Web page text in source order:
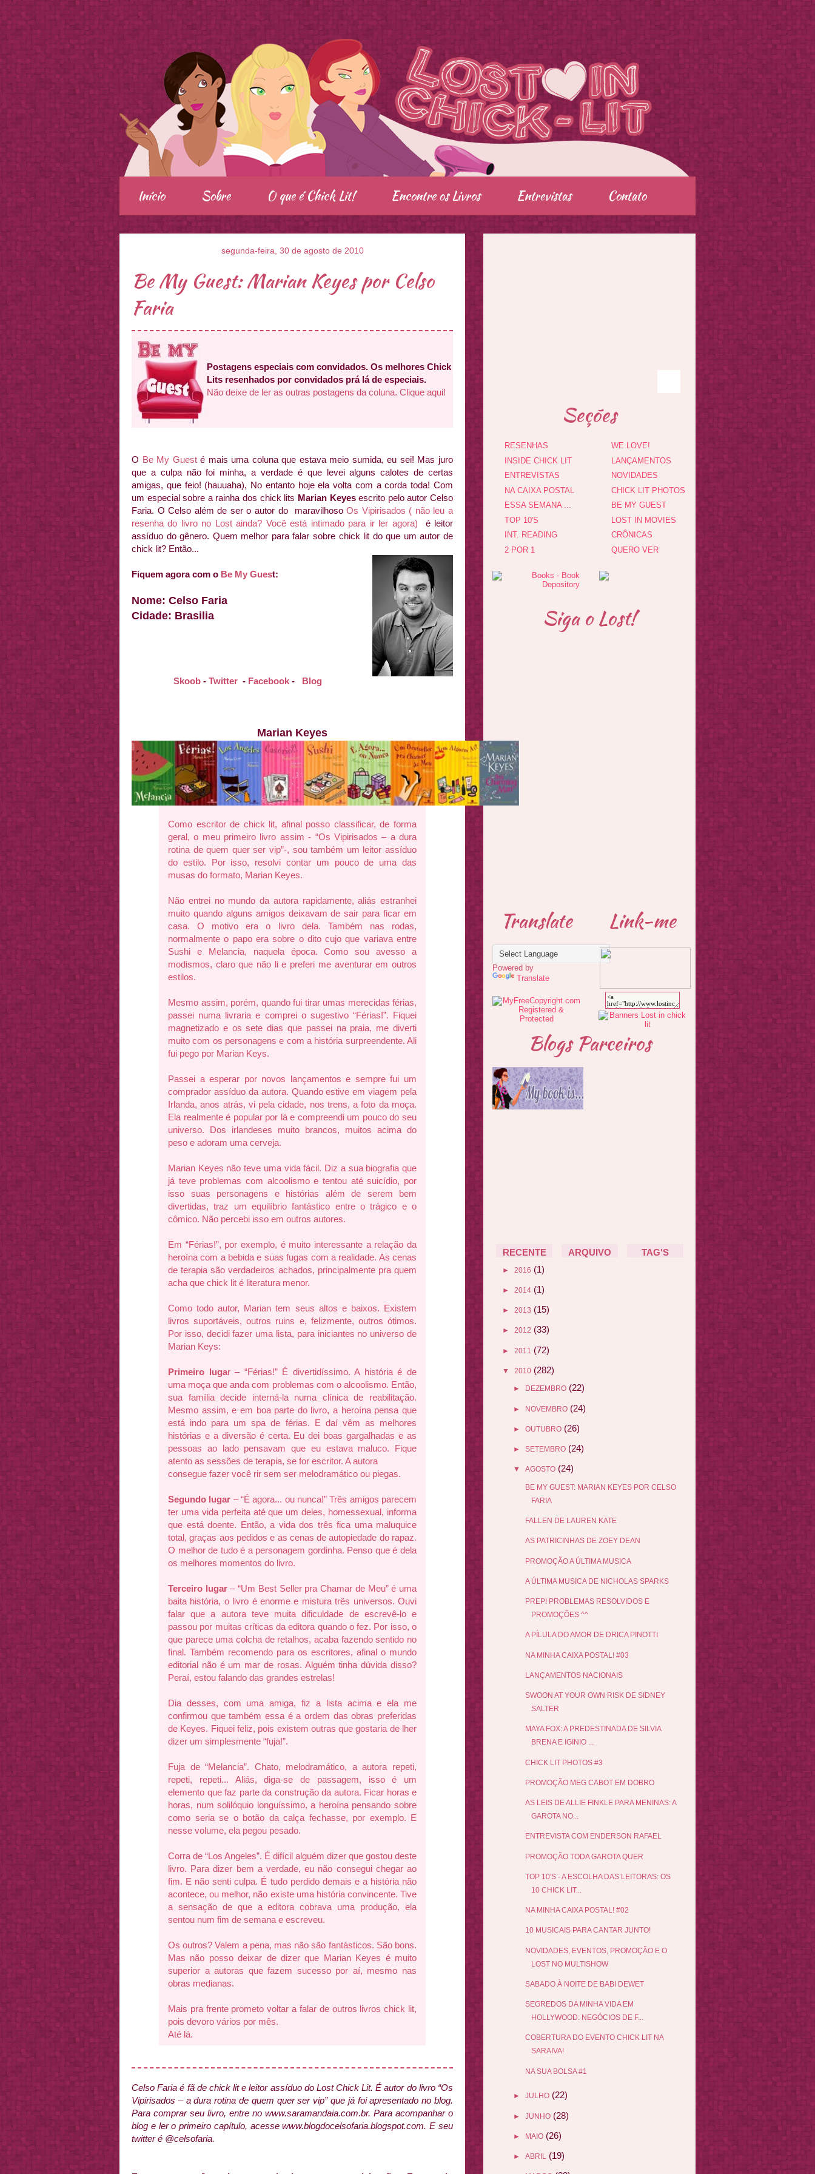
.
Início Sobre O que é Chick Lit! Encontre os Livros Entrevistas Contato
segunda-feira, 30 de agosto de 2010
Be My Guest: Marian Keyes por Celso
Faria
Postagens especiais com convidados. Os melhores Chick
Lits resenhados por convidados prá lá de especiais.
Não deixe de ler as outras postagens da coluna. Clique aqui!
O Be My Guesté mais uma coluna que estava meio sumida, eu sei! Mas juro
que a culpa não foi minha, a verdade é que levei alguns calotes de certas
amigas, que feio! (hauuaha), No entanto hoje ela volta com a corda toda! Com
um especial sobre a rainha dos chick lits Marian Keyesescrito pelo autor Celso
Faria. O Celso além de ser o autor do maravilhosoOs Vipirisados ( não leu a
resenha do livro no Lost ainda? Você está intimado para ir ler agora) é leitor
assíduo do gênero. Quem melhor para falar sobre chick lit do que um autor de
chick lit? Então...
Fiquem agora com o Be My Guest:
Nome: Celso Faria
Cidade: Brasilia
Skoob- Twitter- Facebook- Blog
Marian Keyes
Como escritor de chick lit, afinal posso classificar, de forma
geral, o meu primeiro livro assim - “Os Vipirisados – a dura
rotina de quem quer ser vip”-, sou também um leitor assíduo
do estilo. Por isso, resolvi contar um pouco de uma das
musas do formato, Marian Keyes.
Não entrei no mundo da autora rapidamente, aliás estranhei
muito quando alguns amigos deixavam de sair para ficar em
casa. O motivo era o livro dela. Também nas rodas,
normalmente o papo era sobre o dito cujo que variava entre
Sushi e Melancia, naquela época. Como sou avesso a
modismos, claro que não li e preferi me aventurar em outros
estilos.
Mesmo assim, porém, quando fui tirar umas merecidas férias,
passei numa livraria e comprei o sugestivo “Férias!”. Fiquei
magnetizado e os sete dias que passei na praia, me diverti
muito com os personagens e com a história surpreendente. Ali
fui pego por Marian Keys.
Passei a esperar por novos lançamentos e sempre fui um
comprador assíduo da autora. Quando estive em viagem pela
Irlanda, anos atrás, vi pela cidade, nos trens, a foto da moça.
Ela realmente é popular por lá e compreendi um pouco do seu
universo. Dos irlandeses muito brancos, muitos acima do
peso e adoram uma cerveja.
Marian Keyes não teve uma vida fácil. Diz a sua biografia que
já teve problemas com alcoolismo e tentou até suicídio, por
isso suas personagens e histórias além de serem bem
divertidas, traz um equilíbrio fantástico entre o trágico e o
cômico. Não percebi isso em outros autores.
Em “Férias!”, por exemplo, é muito interessante a relação da
heroína com a bebida e suas fugas com a realidade. As cenas
de terapia são verdadeiros achados, principalmente pra quem
acha que chick lit é literatura menor.
Como todo autor, Marian tem seus altos e baixos. Existem
livros suportáveis, outros ruins e, felizmente, outros ótimos.
Por isso, decidi fazer uma lista, para iniciantes no universo de
Marian Keys:
Primeiro lugar – “Férias!” É divertidíssimo. A história é de
uma moça que anda com problemas com o alcoolismo. Então,
sua família decide interná-la numa clínica de reabilitação.
Mesmo assim, e em boa parte do livro, a heroína pensa que
está indo para um spa de férias. E daí vêm as melhores
histórias e a diversão é certa. Eu dei boas gargalhadas e as
pessoas ao lado pensavam que eu estava maluco. Fique
atento as sessões de terapia, se for escritor. A autora
consegue fazer você rir sem ser melodramático ou piegas.
Segundo lugar – “É agora... ou nunca!” Três amigos parecem
ter uma vida perfeita até que um deles, homessexual, informa
que está doente. Então, a vida dos três fica uma maluquice
total, graças aos pedidos e as cenas de autopiedade do rapaz.
O melhor de tudo é a personagem gordinha. Penso que é dela
os melhores momentos do livro.
Terceiro lugar– “Um Best Seller pra Chamar de Meu” é uma
baita história, o livro é enorme e mistura três universos. Ouvi
falar que a autora teve muita dificuldade de escrevê-lo e
passou por muitas críticas da editora quando o fez. Por isso, o
que parece uma colcha de retalhos, acaba fazendo sentido no
final. Também recomendo para os escritores, afinal o mundo
editorial não é um mar de rosas. Alguém tinha dúvida disso?
Peraí, estou falando das grandes estrelas!
Dia desses, com uma amiga, fiz a lista acima e ela me
confirmou que também essa é a ordem das obras preferidas
de Keyes. Fiquei feliz, pois existem outras que gostaria de lher
dizer um simplesmente “fuja!”.
Fuja de “Melancia”. Chato, melodramático, a autora repeti,
repeti, repeti... Aliás, diga-se de passagem, isso é um
elemento que faz parte da construção da autora. Ficar horas e
horas, num solilóquio longuíssimo, a heroína pensando sobre
como seria se o botão da calça fechasse, por exemplo. E
nesse volume, ela pegou pesado.
Corra de “Los Angeles”. É difícil alguém dizer que gostou deste
livro. Para dizer bem a verdade, eu não consegui chegar ao
fim. E não senti culpa. É tudo perdido demais e a história não
acontece, ou melhor, não existe uma história convincente. Tive
a sensação de que a editora cobrava uma produção, ela
sentou num fim de semana e escreveu.
Os outros? Valem a pena, mas não são fantásticos. São bons.
Mas não posso deixar de dizer que Marian Keyes é muito
superior a autoras que fazem sucesso por aí, mesmo nas
obras medianas.
Mais pra frente prometo voltar a falar de outros livros chick lit,
pois devoro vários por mês.
Até lá.
Celso Faria é fã de chick lit e leitor assíduo do Lost Chick Lit. É autor do livro “Os
Vipirisados – a dura rotina de quem quer ser vip” que já foi apresentado no blog.
Para comprar seu livro, entre no www.saramandaia.com.br. Para acompanhar o
blog e ler o primeiro capítulo, acesse www.blogdocelsofaria.blogspot.com. E seu
twitter é @celsofaria.
Seções
RESENHAS
INSIDE CHICK LIT
ENTREVISTAS
NA CAIXA POSTAL
ESSA SEMANA ...
TOP 10'S
INT. READING
2 POR 1
WE LOVE!
LANÇAMENTOS
NOVIDADES
CHICK LIT PHOTOS
BE MY GUEST
LOST IN MOVIES
CRÔNICAS
QUERO VER
Siga o Lost!
Translate
Powered by
Translate
Link-me
Blogs Parceiros
RECENTE ARQUIVO TAG'S
► 2016 (1)
► 2014 (1)
► 2013 (15)
► 2012 (33)
► 2011 (72)
▼ 2010 (282)
► DEZEMBRO (22)
► NOVEMBRO (24)
► OUTUBRO (26)
► SETEMBRO (24)
▼ AGOSTO (24)
BE MY GUEST: MARIAN KEYES POR CELSO
FARIA
FALLEN DE LAUREN KATE
AS PATRICINHAS DE ZOEY DEAN
PROMOÇÃO A ÚLTIMA MUSICA
A ÚLTIMA MUSICA DE NICHOLAS SPARKS
PREP! PROBLEMAS RESOLVIDOS E
PROMOÇÕES ^^
A PÍLULA DO AMOR DE DRICA PINOTTI
NA MINHA CAIXA POSTAL! #03
LANÇAMENTOS NACIONAIS
SWOON AT YOUR OWN RISK DE SIDNEY
SALTER
MAYA FOX: A PREDESTINADA DE SILVIA
BRENA E IGINIO ...
CHICK LIT PHOTOS #3
PROMOÇÃO MEG CABOT EM DOBRO
AS LEIS DE ALLIE FINKLE PARA MENINAS: A
GAROTA NO...
ENTREVISTA COM ENDERSON RAFAEL
PROMOÇÃO TODA GAROTA QUER
TOP 10'S - A ESCOLHA DAS LEITORAS: OS
10 CHICK LIT...
NA MINHA CAIXA POSTAL! #02
10 MUSICAIS PARA CANTAR JUNTO!
NOVIDADES, EVENTOS, PROMOÇÃO E O
LOST NO MULTISHOW
SABADO À NOITE DE BABI DEWET
SEGREDOS DA MINHA VIDA EM
HOLLYWOOD: NEGÓCIOS DE F...
COBERTURA DO EVENTO CHICK LIT NA
SARAIVA!
NA SUA BOLSA #1
► JULHO (22)
► JUNHO (28)
► MAIO (26)
► ABRIL (19)